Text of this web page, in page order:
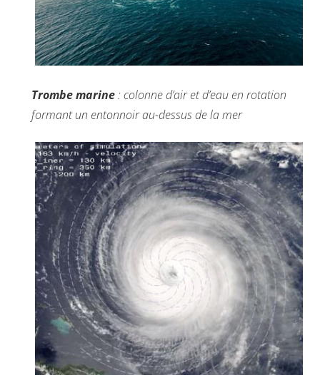
Trombe marine: colonne d’air et d’eau en rotation
formant un entonnoir au-dessus de la mer